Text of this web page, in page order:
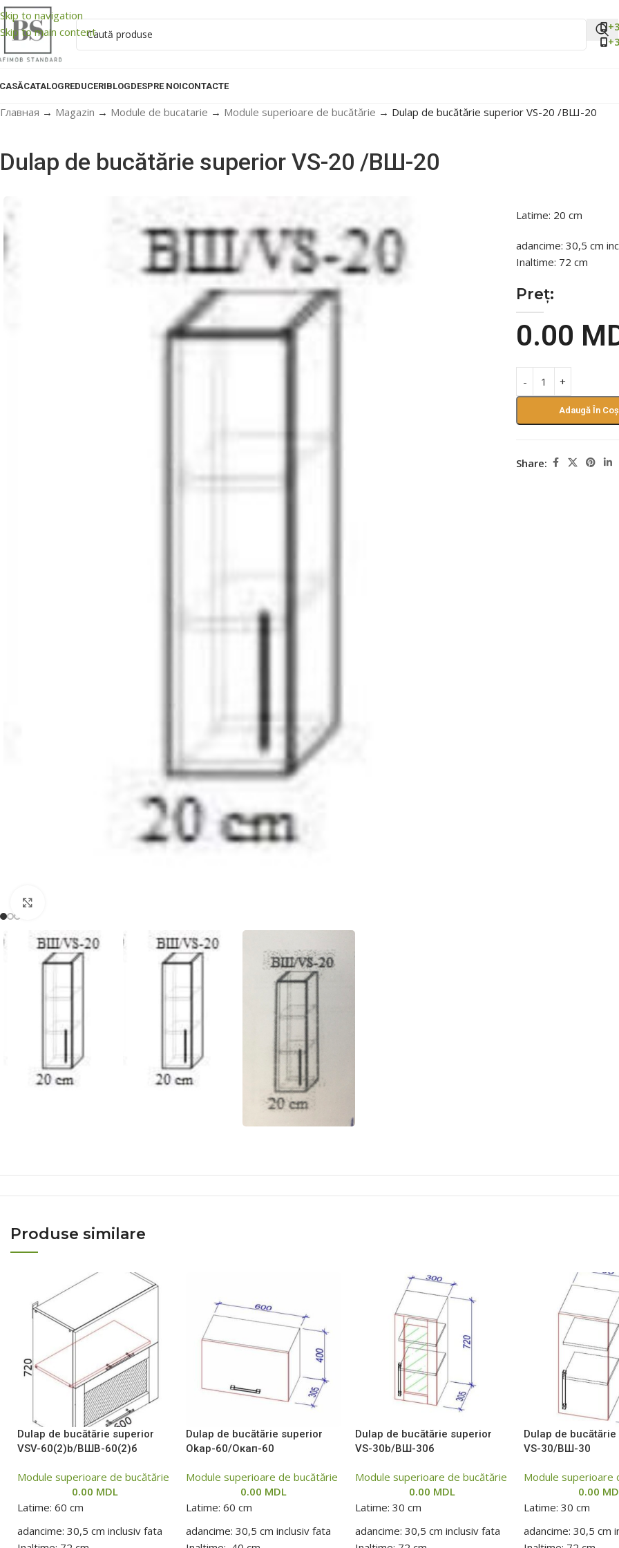
Skip to navigation
Skip to main content
CATALOGREDUCERIBLOGDESPRE NOICONTACTE
Главная → Magazin → Module de bucatarie → Module superioare de bucătărie → Dulap de bucătărie superior VS-20 /ВШ-20
Dulap de bucătărie superior VS-20 /ВШ-20
Latime: 20 cm
adancime: 30,5 cm
Inaltime: 72 cm
Preț:
0.00
Adaugă În Coș
Share:
Produse similare
Dulap de bucătărie superior
VSV-60(2)b/ВШВ-60(2)б
Module superioare de bucătărie
0.00 MDL
Latime: 60 cm
adancime: 30,5 cm inclusiv fata
Dulap de bucătărie superior
Okap-60/Окап-60
Module superioare de bucătărie
0.00 MDL
Latime: 60 cm
adancime: 30,5 cm inclusiv fata
Dulap de bucătărie superior
VS-30b/ВШ-30б
Module superioare de bucătărie
0.00 MDL
Latime: 30 cm
adancime: 30,5 cm inclusiv fata
Dulap de
VS-30/ВШ-30
Module superioare
0.00
Latime: 30 cm
adancime: 30,5 cm